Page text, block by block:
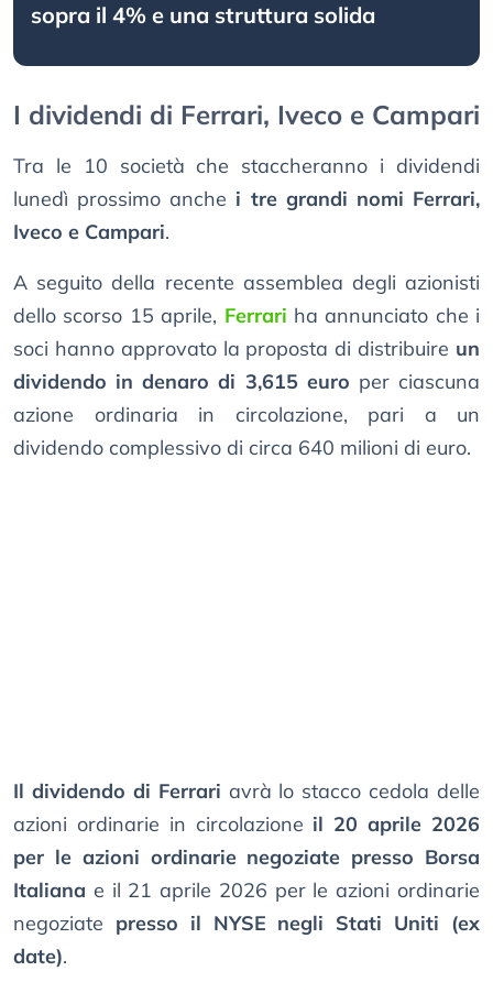
sopra il 4% e una struttura solida
I dividendi di Ferrari, Iveco e Campari
Tra le 10 società che staccheranno i dividendi
lunedì prossimo anche i tre grandi nomi Ferrari,
Iveco e Campari.
A seguito della recente assemblea degli azionisti
dello scorso 15 aprile, Ferrari ha annunciato che i
soci hanno approvato la proposta di distribuire un
dividendo in denaro di 3,615 euro per ciascuna
azione ordinaria in circolazione, pari a un
dividendo complessivo di circa 640 milioni di euro.
Il dividendo di Ferrari avrà lo stacco cedola delle
azioni ordinarie in circolazione il 20 aprile 2026
per le azioni ordinarie negoziate presso Borsa
Italiana e il 21 aprile 2026 per le azioni ordinarie
negoziate presso il NYSE negli Stati Uniti (ex
date).